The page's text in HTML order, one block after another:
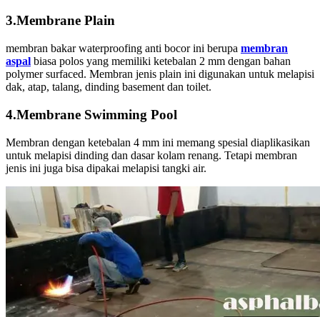
3.Membrane Plain
membran bakar waterproofing anti bocor ini berupa membran
aspal biasa polos yang memiliki ketebalan 2 mm dengan bahan
polymer surfaced. Membran jenis plain ini digunakan untuk melapisi
dak, atap, talang, dinding basement dan toilet.
4.Membrane Swimming Pool
Membran dengan ketebalan 4 mm ini memang spesial diaplikasikan
untuk melapisi dinding dan dasar kolam renang. Tetapi membran
jenis ini juga bisa dipakai melapisi tangki air.